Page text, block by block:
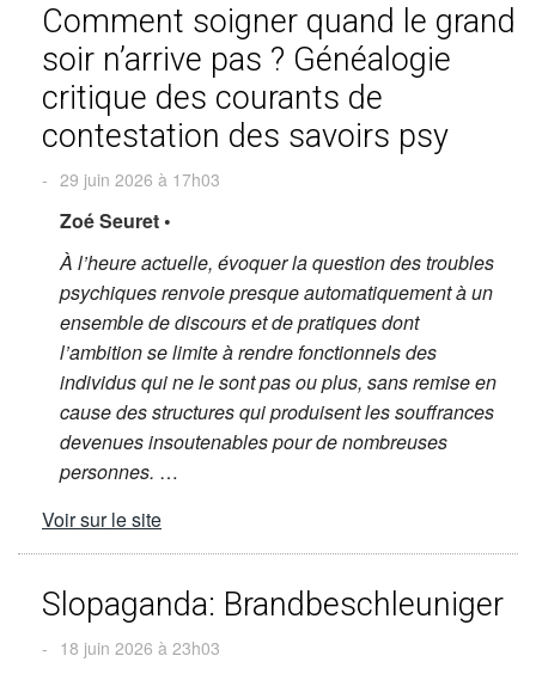
Comment soigner quand le grand
soir n’arrive pas ? Généalogie
critique des courants de
contestation des savoirs psy
- 29 juin 2026 à 17h03
Zoé Seuret •
À l’heure actuelle, évoquer la question des troubles
psychiques renvoie presque automatiquement à un
ensemble de discours et de pratiques dont
l’ambition se limite à rendre fonctionnels des
individus qui ne le sont pas ou plus, sans remise en
cause des structures qui produisent les souffrances
devenues insoutenables pour de nombreuses
personnes. …
Voir sur le site
Slopaganda: Brandbeschleuniger
- 18 juin 2026 à 23h03